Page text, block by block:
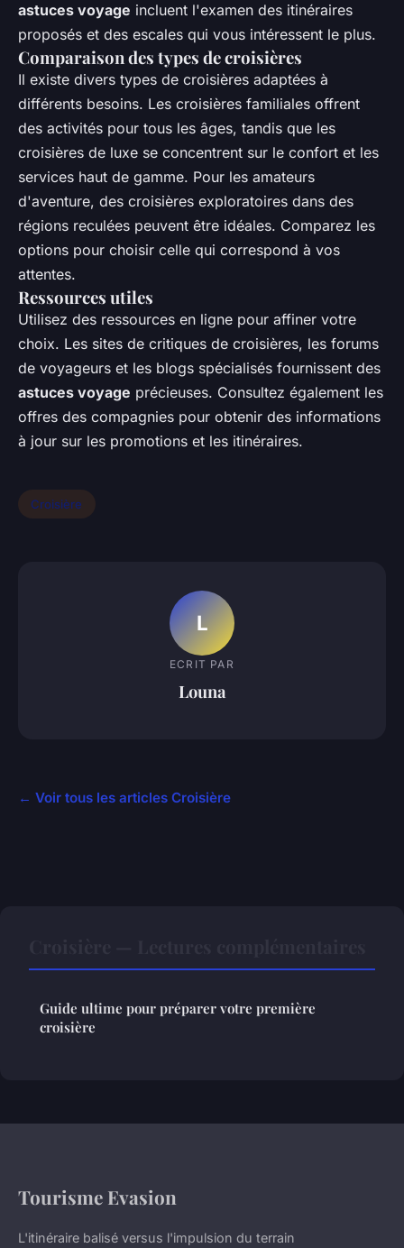
astuces voyage incluent l'examen des itinéraires
proposés et des escales qui vous intéressent le plus.
Comparaison des types de croisières
Il existe divers types de croisières adaptées à
différents besoins. Les croisières familiales offrent
des activités pour tous les âges, tandis que les
croisières de luxe se concentrent sur le confort et les
services haut de gamme. Pour les amateurs
d'aventure, des croisières exploratoires dans des
régions reculées peuvent être idéales. Comparez les
options pour choisir celle qui correspond à vos
attentes.
Ressources utiles
Utilisez des ressources en ligne pour affiner votre
choix. Les sites de critiques de croisières, les forums
de voyageurs et les blogs spécialisés fournissent des
astuces voyage précieuses. Consultez également les
offres des compagnies pour obtenir des informations
à jour sur les promotions et les itinéraires.
Croisière
L
ECRIT PAR
Louna
← Voir tous les articles Croisière
Guide ultime pour préparer votre première
croisière
Tourisme Evasion
L'itinéraire balisé versus l'impulsion du terrain